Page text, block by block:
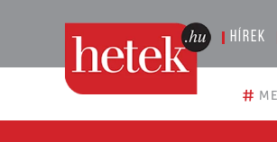
Hírek
#